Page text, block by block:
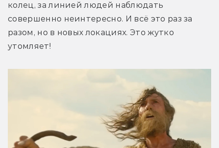
колец, за линией людей наблюдать
совершенно неинтересно. И всё это раз за
разом, но в новых локациях. Это жутко
утомляет!